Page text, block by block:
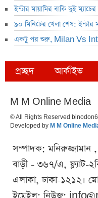
ইন্টার মায়ামির বাকি দুই
৯০ মিনিটের খেলা শেষ:
একটু পর শুরু, Milan Vs
প্রচ্ছদ আর্কাইভ
M M Online Media
© All Rights Reserved
Developed by M M Online
সম্পাদক: মনিরুজ্জামান ,
বাড়ী - ৩৬৭/এ, ফ্ল্যাট-
এলাকা, ঢাকা-১২১২।